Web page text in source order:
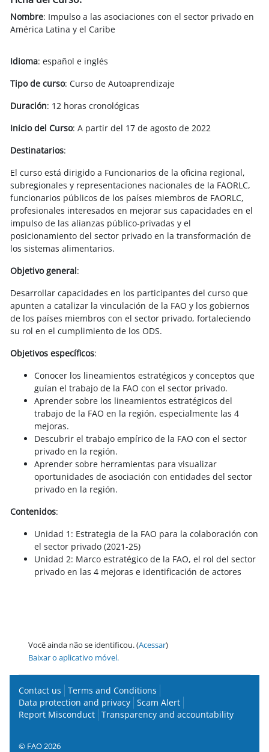
Nombre: Impulso a las asociaciones con el sector privado en
América Latina y el Caribe
Idioma: español e inglés
Tipo de curso: Curso de Autoaprendizaje
Duración: 12 horas cronológicas
Inicio del Curso: A partir del 17 de agosto de 2022
Destinatarios:
El curso está dirigido a Funcionarios de la oficina regional,
subregionales y representaciones nacionales de la FAORLC,
funcionarios públicos de los países miembros de FAORLC,
profesionales interesados en mejorar sus capacidades en el
impulso de las alianzas público-privadas y el
posicionamiento del sector privado en la transformación de
los sistemas alimentarios.
Objetivo general:
Desarrollar capacidades en los participantes del curso que
apunten a catalizar la vinculación de la FAO y los gobiernos
de los países miembros con el sector privado, fortaleciendo
su rol en el cumplimiento de los ODS.
Objetivos específicos:
Conocer los lineamientos estratégicos y conceptos que
guían el trabajo de la FAO con el sector privado.
Aprender sobre los lineamientos estratégicos del
trabajo de la FAO en la región, especialmente las 4
mejoras.
Descubrir el trabajo empírico de la FAO con el sector
privado en la región.
Aprender sobre herramientas para visualizar
oportunidades de asociación con entidades del sector
privado en la región.
Contenidos:
Unidad 1: Estrategia de la FAO para la colaboración con
el sector privado (2021-25)
Unidad 2: Marco estratégico de la FAO, el rol del sector
privado en las 4 mejoras e identificación de actores
Você ainda não se identificou. (Acessar)
Baixar o aplicativo móvel.
Contact us
Terms and Conditions
Data protection and privacy Scam Alert
Report Misconduct Transparency and accountability
© FAO 2026